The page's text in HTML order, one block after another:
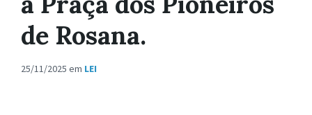
de Rosana.
25/11/2025 em LEI